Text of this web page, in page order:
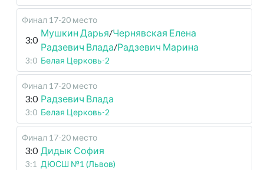
Финал 17-20 место
3:0
Мушкин Дарья/Чернявская Елена
Радзевич Влада/Радзевич Марина
3:0 Белая Церковь-2
Финал 17-20 место
3:0 Радзевич Влада
3:0 Белая Церковь-2
Финал 17-20 место
3:0 Дидык София
3:1 ДЮСШ №1 (Львов)